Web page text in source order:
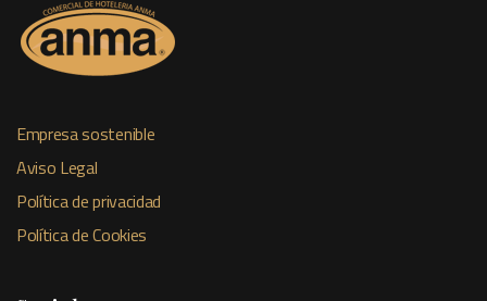
Empresa sostenible
Aviso Legal
Política de privacidad
Política de Cookies